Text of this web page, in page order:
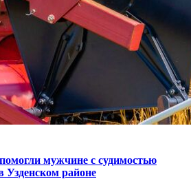
мужчине с судимостью
Узденском районе